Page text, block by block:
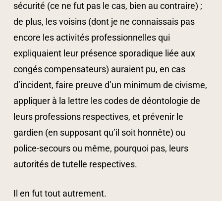
sécurité (ce ne fut pas le cas, bien au contraire) ;
de plus, les voisins (dont je ne connaissais pas
encore les activités professionnelles qui
expliquaient leur présence sporadique liée aux
congés compensateurs) auraient pu, en cas
d’incident, faire preuve d’un minimum de civisme,
appliquer à la lettre les codes de déontologie de
leurs professions respectives, et prévenir le
gardien (en supposant qu’il soit honnête) ou
police-secours ou même, pourquoi pas, leurs
autorités de tutelle respectives.
Il en fut tout autrement.